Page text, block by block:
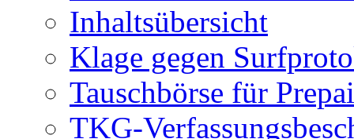
Inhaltsübersicht
Klage gegen
Tauschbörse für
TKG-